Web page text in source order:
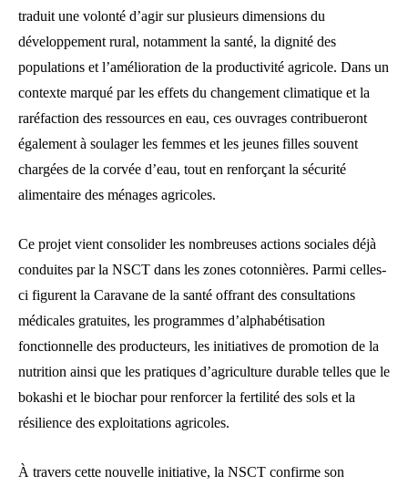
traduit une volonté d’agir sur plusieurs dimensions du
développement rural, notamment la santé, la dignité des
populations et l’amélioration de la productivité agricole. Dans un
contexte marqué par les effets du changement climatique et la
raréfaction des ressources en eau, ces ouvrages contribueront
également à soulager les femmes et les jeunes filles souvent
chargées de la corvée d’eau, tout en renforçant la sécurité
alimentaire des ménages agricoles.
Ce projet vient consolider les nombreuses actions sociales déjà
conduites par la NSCT dans les zones cotonnières. Parmi celles-
ci figurent la Caravane de la santé offrant des consultations
médicales gratuites, les programmes d’alphabétisation
fonctionnelle des producteurs, les initiatives de promotion de la
nutrition ainsi que les pratiques d’agriculture durable telles que le
bokashi et le biochar pour renforcer la fertilité des sols et la
résilience des exploitations agricoles.
À travers cette nouvelle initiative, la NSCT confirme son